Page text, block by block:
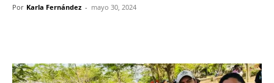
Por Karla Fernández - mayo 30, 2024